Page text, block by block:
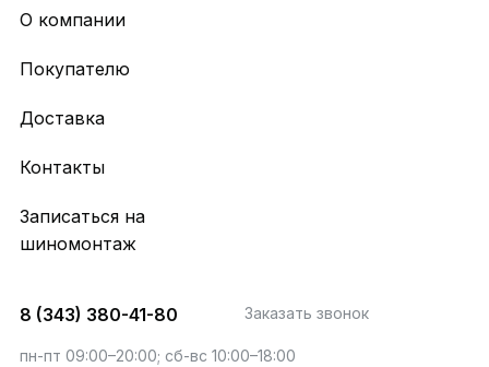
О компании
Покупателю
Доставка
Контакты
Записаться на
шиномонтаж
8 (343) 380-41-80 Заказать звонок
пн-пт 09:00–20:00; сб-вс 10:00–18:00